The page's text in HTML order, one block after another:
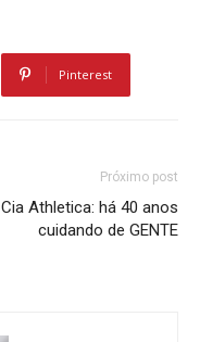
Pinterest
Próximo post
Cia Athletica: há 40 anos
cuidando de GENTE